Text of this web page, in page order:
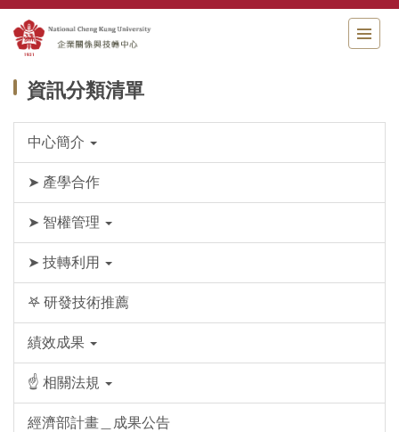
跳
到
主
區
資訊分類清單
中心簡介
➤ 產學合作
➤ 智權管理
➤ 技轉利用
𖤐 研發技術推薦
績效成果
☝ 相關法規
經濟部計畫＿成果公告